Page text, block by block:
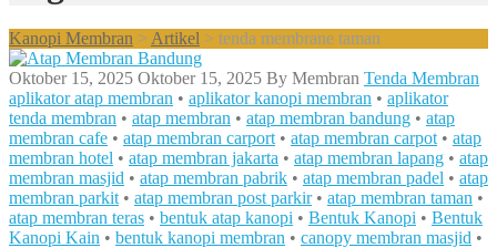
Kanopi Membran > Artikel > tenda membrane taman
Oktober 15, 2025 Oktober 15, 2025 By Membran Tenda Membran
aplikator atap membran • aplikator kanopi membran • aplikator
tenda membran • atap membran • atap membran bandung • atap
membran cafe • atap membran carport • atap membran carpot • atap
membran hotel • atap membran jakarta • atap membran lapang • atap
membran masjid • atap membran pabrik • atap membran padel • atap
membran parkit • atap membran post parkir• atap membran taman •
atap membran teras • bentuk atap kanopi • Bentuk Kanopi • Bentuk
Kanopi Kain • bentuk kanopi membran • canopy membran masjid •